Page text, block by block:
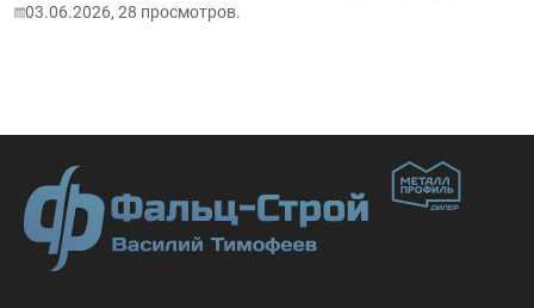
03.06.2026, 28 просмотров.